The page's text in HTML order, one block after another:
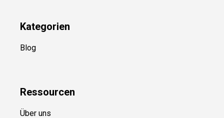
Kategorien
Blog
Ressourcen
Über uns